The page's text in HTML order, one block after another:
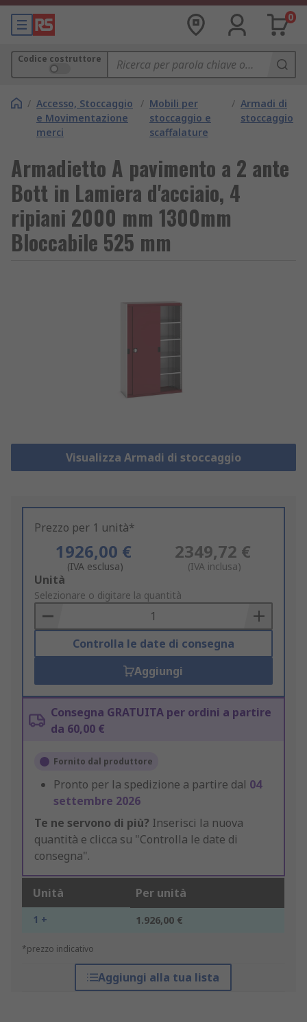
0
Codice costruttore
/ Accesso, Stoccaggio
e Movimentazione
merci
/ Mobili per
stoccaggio e
scaffalature
/ Armadi di
stoccaggio
Armadietto A pavimento a 2 ante
Bott in Lamiera d'acciaio, 4
ripiani 2000 mm 1300mm
Bloccabile 525 mm
Visualizza Armadi di stoccaggio
Prezzo per 1 unità*
1926,00 €
(IVA esclusa)
2349,72 €
(IVA inclusa)
Add
to
Basket
Unità
Selezionare o digitare la quantità
Controlla le date di consegna
Aggiungi
Consegna GRATUITA per ordini a partire
da 60,00 €
Fornito dal produttore
Pronto per la spedizione a partire dal 04
settembre 2026
Te ne servono di più? Inserisci la nuova
quantità e clicca su "Controlla le date di
consegna".
Unità Per unità
1 + 1.926,00 €
*prezzo indicativo
Aggiungi alla tua lista